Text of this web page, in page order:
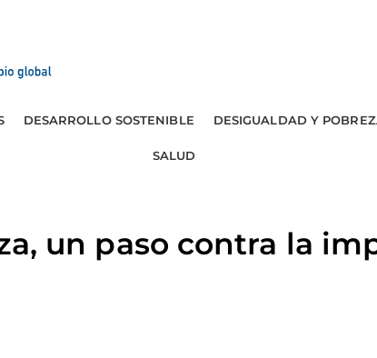
DESARROLLO SOSTENIBLE DESIGUALDAD Y
SALUD
un paso contra la